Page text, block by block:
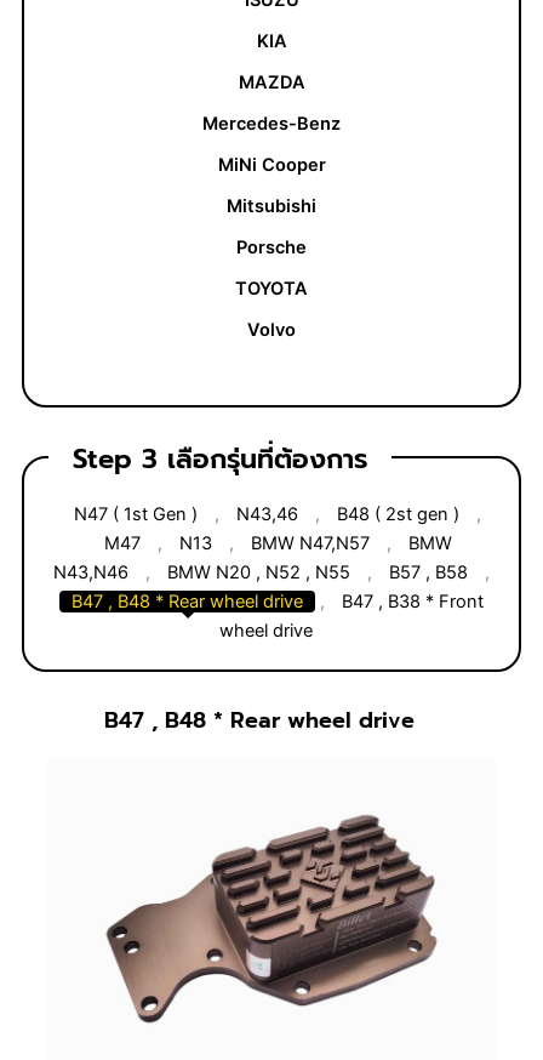
KIA
MAZDA
Mercedes-Benz
MiNi Cooper
Mitsubishi
Porsche
TOYOTA
Volvo
Step 3 เลือกรุ่นที่ต้องการ
N47 ( 1st Gen ) , N43,46 , B48 ( 2st gen )
,
M47
, N13 , BMW N47,N57 ,
BMW
N43,N46
, BMW N20 , N52 , N55 , B57 , B58
,
B47 , B48 * Rear wheel drive
,
B47 , B38 * Front
wheel drive
B47 , B48 * Rear wheel drive